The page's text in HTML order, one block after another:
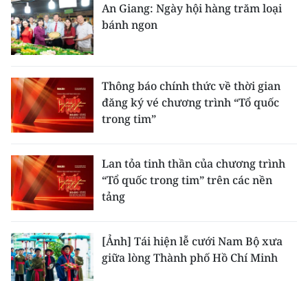
An Giang: Ngày hội hàng trăm loại
bánh ngon
Thông báo chính thức về thời gian
đăng ký vé chương trình “Tổ quốc
trong tim”
Lan tỏa tinh thần của chương trình
“Tổ quốc trong tim” trên các nền
tảng
[Ảnh] Tái hiện lễ cưới Nam Bộ xưa
giữa lòng Thành phố Hồ Chí Minh